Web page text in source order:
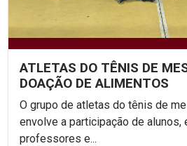
ATLETAS DO TÊNIS DE
DOAÇÃO DE ALIMENTOS
O grupo de atletas do tênis de
envolve a participação de alunos,
professores e...